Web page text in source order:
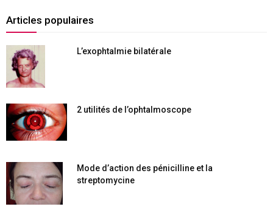
Articles populaires
L’exophtalmie bilatérale
2 utilités de l’ophtalmoscope
Mode d’action des pénicilline et la
streptomycine